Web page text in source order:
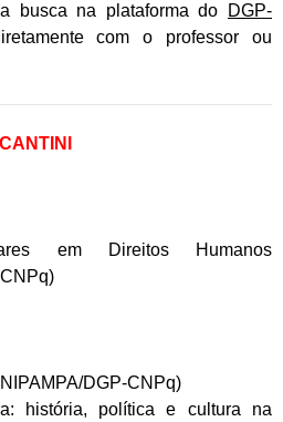
busca na plataforma do
DGP-
com o professor ou
em Direitos Humanos
DGP-CNPq)
história, política e cultura na